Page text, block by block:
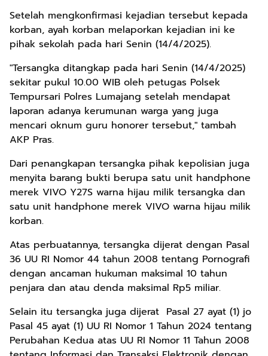
Setelah mengkonfirmasi kejadian tersebut kepada
korban, ayah korban melaporkan kejadian ini ke
pihak sekolah pada hari Senin (14/4/2025).
"Tersangka ditangkap pada hari Senin (14/4/2025)
sekitar pukul 10.00 WIB oleh petugas Polsek
Tempursari Polres Lumajang setelah mendapat
laporan adanya kerumunan warga yang juga
mencari oknum guru honorer tersebut," tambah
AKP Pras.
Dari penangkapan tersangka pihak kepolisian juga
menyita barang bukti berupa satu unit handphone
merek VIVO Y27S warna hijau milik tersangka dan
satu unit handphone merek VIVO warna hijau milik
korban.
Atas perbuatannya, tersangka dijerat dengan Pasal
36 UU RI Nomor 44 tahun 2008 tentang Pornografi
dengan ancaman hukuman maksimal 10 tahun
penjara dan atau denda maksimal Rp5 miliar.
Selain itu tersangka juga dijerat Pasal 27 ayat (1) jo
Pasal 45 ayat (1) UU RI Nomor 1 Tahun 2024 tentang
Perubahan Kedua atas UU RI Nomor 11 Tahun 2008